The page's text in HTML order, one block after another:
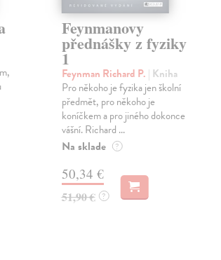
Feynmanovy
přednášky z fyziky
1
Feynman Richard P. | Kniha
Pro někoho je fyzika jen školní
předmět, pro někoho je
koníčkem a pro jiného dokonce
vášní. Richard ...
Na sklade ?
50,34 €
51,90 € ?